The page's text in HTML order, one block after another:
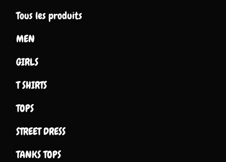
Tous les produits
MEN
GIRLS
T SHIRTS
TOPS
STREET DRESS
TANKS TOPS